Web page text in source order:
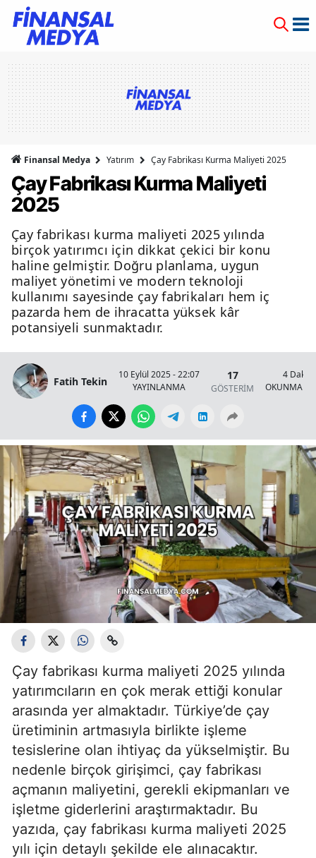
Finansal Medya Yatırım Çay Fabrikası Kurma Maliyeti 2025
Çay Fabrikası Kurma Maliyeti
2025
Çay fabrikası kurma maliyeti 2025 yılında
birçok yatırımcı için dikkat çekici bir konu
haline gelmiştir. Doğru planlama, uygun
maliyet yönetimi ve modern teknoloji
kullanımı sayesinde çay fabrikaları hem iç
pazarda hem de ihracatta yüksek kâr
potansiyeli sunmaktadır.
Fatih Tekin
10 Eylül 2025 - 22:07
YAYINLANMA
17
GÖSTERİM
4 Dakika
OKUNMA
Çay fabrikası kurma maliyeti 2025 yılında
yatırımcıların en çok merak ettiği konular
arasında yer almaktadır. Türkiye’de çay
üretiminin artmasıyla birlikte işleme
tesislerine olan ihtiyaç da yükselmiştir. Bu
nedenle birçok girişimci, çay fabrikası
açmanın maliyetini, gerekli ekipmanları ve
işletme giderlerini araştırmaktadır. Bu
yazıda, çay fabrikası kurma maliyeti 2025
yılı için detaylı şekilde ele alınacaktır.